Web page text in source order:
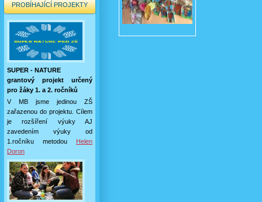
PROBÍHAJÍCÍ PROJEKTY
SUPER - NATURE
grantový projekt určený
pro žáky 1. a 2. ročníků
V MB jsme jedinou ZŠ
zařazenou do projektu. Cílem
je rozšíření výuky AJ
zavedením výuky od
1.ročníku metodou Helen
Doron